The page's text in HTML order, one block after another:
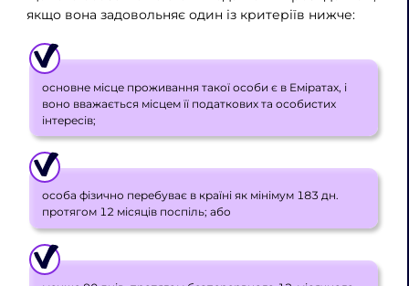
якщо вона задовольняє один із критеріїв нижче:
основне місце проживання такої особи є в Еміратах, і
воно вважається місцем її податкових та особистих
інтересів;
особа фізично перебуває в країні як мінімум 183 дн.
протягом 12 місяців поспіль; або